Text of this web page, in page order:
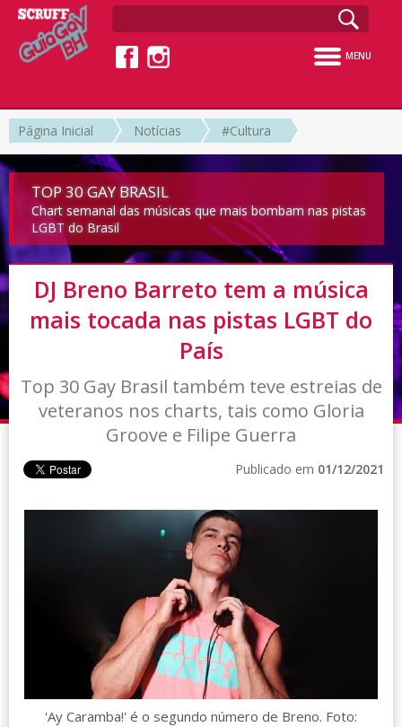
MENU
Página Inicial Notícias #Cultura
TOP 30 GAY BRASIL
Chart semanal das músicas que mais bombam nas pistas
LGBT do Brasil
DJ Breno Barreto tem a música
mais tocada nas pistas LGBT do
País
Top 30 Gay Brasil também teve estreias de
veteranos nos charts, tais como Gloria
Groove e Filipe Guerra
Publicado em 01/12/2021
'Ay Caramba!' é o segundo número de Breno. Foto: